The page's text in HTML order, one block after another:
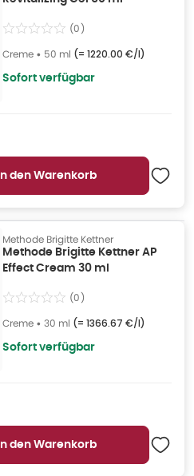
(0)
Creme • 50 ml (= 1220.00 €/l)
Sofort verfügbar
In den Warenkorb
Methode Brigitte Kettner
Methode Brigitte Kettner AP
Effect Cream 30 ml
(0)
Creme • 30 ml (= 1366.67 €/l)
Sofort verfügbar
In den Warenkorb